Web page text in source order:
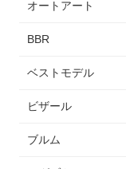
オートアート
BBR
ベストモデル
ビザール
ブルム